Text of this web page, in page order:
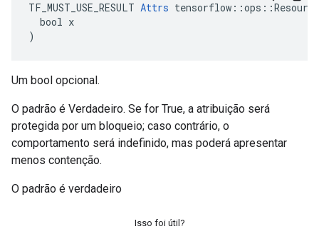
TF_MUST_USE_RESULT Attrs
  bool x
)
Um bool opcional.
O padrão é Verdadeiro. Se for True, a atribuição será
protegida por um bloqueio; caso contrário, o
comportamento será indefinido, mas poderá apresentar
menos contenção.
O padrão é verdadeiro
Isso foi útil?